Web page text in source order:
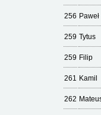
256 Paweł
259 Tytus
259 Filip
261 Kamil
262